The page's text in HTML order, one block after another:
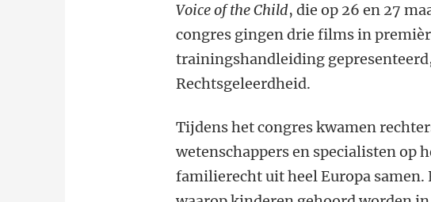
Voice of the Child, die op 26 en 27
congres gingen drie films in
trainingshandleiding
Rechtsgeleerdheid.
Tijdens het congres kwamen
wetenschappers en specialisten op
familierecht uit heel Europa